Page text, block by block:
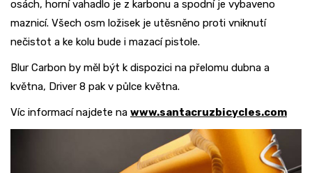
osách, horní vahadlo je z karbonu a spodní je vybaveno
maznicí. Všech osm ložisek je utěsněno proti vniknutí
nečistot a ke kolu bude i mazací pistole.
Blur Carbon by měl být k dispozici na přelomu dubna a
května, Driver 8 pak v půlce května.
Víc informací najdete na www.santacruzbicycles.com